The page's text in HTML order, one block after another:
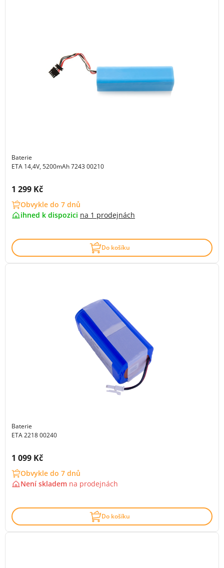
Baterie
ETA 14,4V, 5200mAh 7243 00210
Cena s DPH:
1 299 Kč
Obvykle do 7 dnů
ihned k dispozici na 1 prodejnách
Do košíku
Baterie
ETA 2218 00240
Cena s DPH:
1 099 Kč
Obvykle do 7 dnů
Není skladem na prodejnách
Do košíku